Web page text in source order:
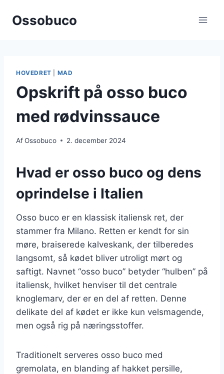
Ossobuco
HOVEDRET MAD
Opskrift på osso buco
med rødvinssauce
AfOssobuco 2. december 2024
Hvad er osso buco og dens
oprindelse i Italien
Osso buco er en klassisk italiensk ret, der
stammer fra Milano. Retten er kendt for sin
møre, braiserede kalveskank, der tilberedes
langsomt, så kødet bliver utroligt mørt og
saftigt. Navnet “osso buco” betyder “hulben” på
italiensk, hvilket henviser til det centrale
knoglemarv, der er en del af retten. Denne
delikate del af kødet er ikke kun velsmagende,
men også rig på næringsstoffer.
Traditionelt serveres osso buco med
gremolata, en blanding af hakket persille,